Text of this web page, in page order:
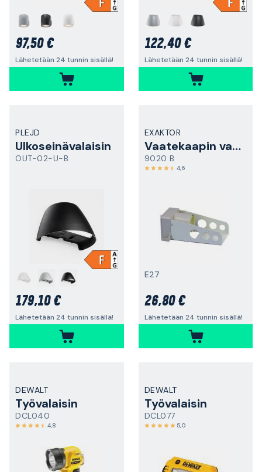
97,50 €
Lähetetään 24 tunnin sisällä!
122,40 €
Lähetetään 24 tunnin sisällä!
PLEJD
Ulkoseinävalaisin
OUT-02-U-B
179,10 €
Lähetetään 24 tunnin sisällä!
EXAKTOR
Vaatekaapin valaisin
9020 B
4,6
E27
26,80 €
Lähetetään 24 tunnin sisällä!
DEWALT
Työvalaisin
DCL040
4,8
DEWALT
Työvalaisin
DCL077
5,0